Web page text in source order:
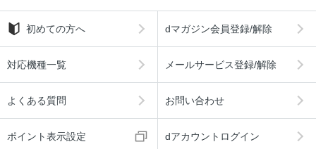
初めての方へ dマガジン会員登録/解除
対応機種一覧 メールサービス登録/解除
よくある質問 お問い合わせ
ポイント表示設定 dアカウントログイン